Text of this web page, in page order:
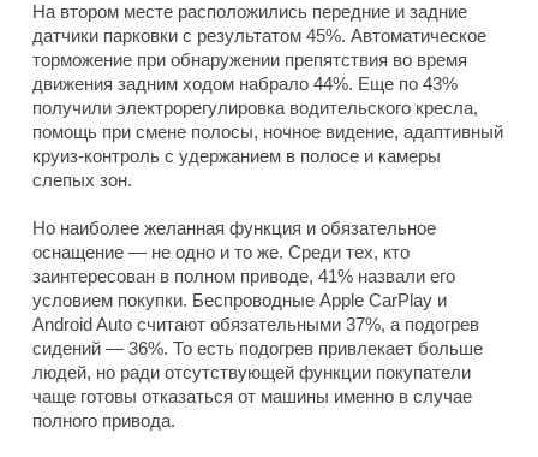
На втором месте расположились передние и задние
датчики парковки с результатом 45%. Автоматическое
торможение при обнаружении препятствия во время
движения задним ходом набрало 44%. Еще по 43%
получили электрорегулировка водительского кресла,
помощь при смене полосы, ночное видение, адаптивный
круиз-контроль с удержанием в полосе и камеры
слепых зон.
Но наиболее желанная функция и обязательное
оснащение — не одно и то же. Среди тех, кто
заинтересован в полном приводе, 41% назвали его
условием покупки. Беспроводные Apple CarPlay и
Android Auto считают обязательными 37%, а подогрев
сидений — 36%. То есть подогрев привлекает больше
людей, но ради отсутствующей функции покупатели
чаще готовы отказаться от машины именно в случае
полного привода.